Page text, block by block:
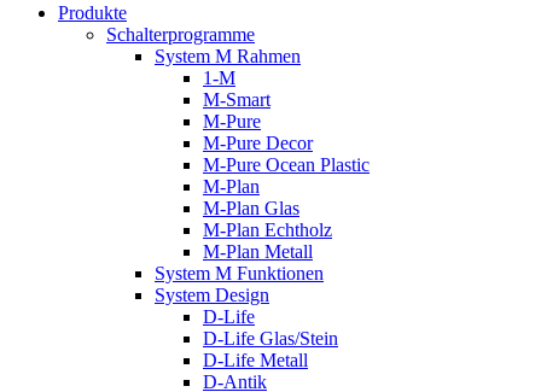
Produkte
Schalterprogramme
System M Rahmen
1-M
M-Smart
M-Pure
M-Pure Decor
M-Pure Ocean Plastic
M-Plan
M-Plan Glas
M-Plan Echtholz
M-Plan Metall
System M Funktionen
System Design
D-Life
D-Life Glas/Stein
D-Life Metall
D-Antik